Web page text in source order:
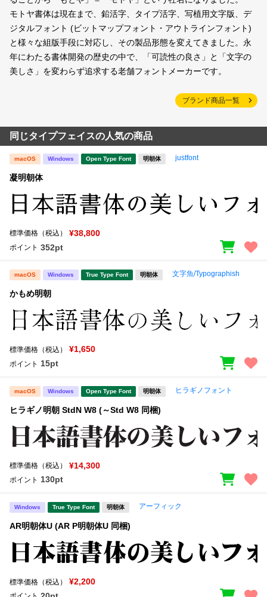
モトヤ書体は現在まで、鉛活字、タイプ活字、写植用文字版、デ
ジタルフォント (ビットマップフォント・アウトラインフォント)
と様々な組版手段に対応し、その製品形態を変えてきました。永
年にわたる書体開発の歴史の中で、「可読性の良さ」と「文字の
美しさ」を変わらず追求する老舗フォントメーカーです。
ブランド商品一覧
同じタイプフェイスの人気の商品
macOS Windows Open Type Font 明朝体 justfont
凝明朝体
標準価格（税込） ¥38,800
ポイント 352pt
macOS Windows True Type Font 明朝体 文字魚/Typographish
かもめ明朝
標準価格（税込） ¥1,650
ポイント 15pt
macOS Windows Open Type Font 明朝体 ヒラギノフォント
ヒラギノ明朝 StdN W8 (～Std W8 同梱)
標準価格（税込） ¥14,300
ポイント 130pt
Windows True Type Font 明朝体 アーフィック
AR明朝体U (AR P明朝体U 同梱)
標準価格（税込） ¥2,200